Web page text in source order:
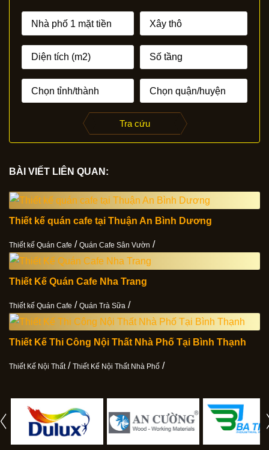
Tra cứu
BÀI VIẾT LIÊN QUAN:
Thiết kế quán cafe tại Thuận An Bình Dương
Thiết kế Quán Cafe / Quán Cafe Sân Vườn /
Thiết Kế Quán Cafe Nha Trang
Thiết kế Quán Cafe / Quán Trà Sữa /
Thiết Kế Thi Công Nội Thất Nhà Phố Tại Bình Thạnh
Thiết Kế Nội Thất/ Thiết Kế Nội Thất Nhà Phố /